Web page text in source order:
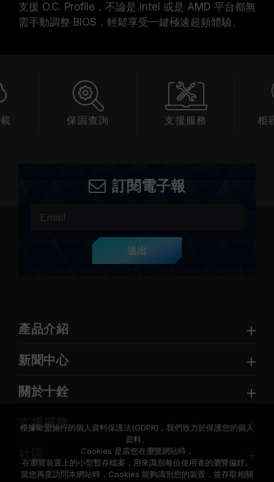
支援 O.C. Profile，不論是 Intel 或是 AMD 平台都無
需手動調整 BIOS，輕鬆享受一鍵極速超頻體驗。
保固查詢 支援服務 相
訂閱電子報
送出
產品介紹
新聞中心
關於十銓
支援服務
根據歐盟施行的個人資料保護法(GDPR)，我們致力於保護您的個人
資料。
Cookies 是當您在瀏覽網站時，
在瀏覽裝置上的小型暫存檔案，用來識別每位使用者的瀏覽偏好。
當您再度訪問本網站時，Cookies 能夠識別您的裝置，並存取相關